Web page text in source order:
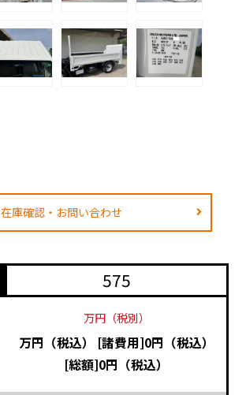
在庫確認・お問い合わせ
575
万円（税別）
万円（税込）
[諸費用]0円（税込）
[総額]0円（税込）